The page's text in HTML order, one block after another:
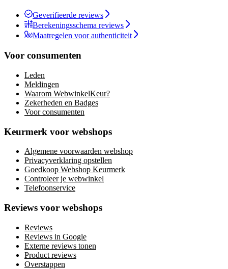
Geverifieerde reviews
Berekeningsschema reviews
Maatregelen voor authenticiteit
Voor consumenten
Leden
Meldingen
Waarom WebwinkelKeur?
Zekerheden en Badges
Voor consumenten
Keurmerk voor webshops
Algemene voorwaarden webshop
Privacyverklaring opstellen
Goedkoop Webshop Keurmerk
Controleer je webwinkel
Telefoonservice
Reviews voor webshops
Reviews
Reviews in Google
Externe reviews tonen
Product reviews
Overstappen